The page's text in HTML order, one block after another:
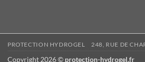
PROTECTION HYDROGEL 248, RUE DE
Copyright 2026 © protection-hydrogel.fr